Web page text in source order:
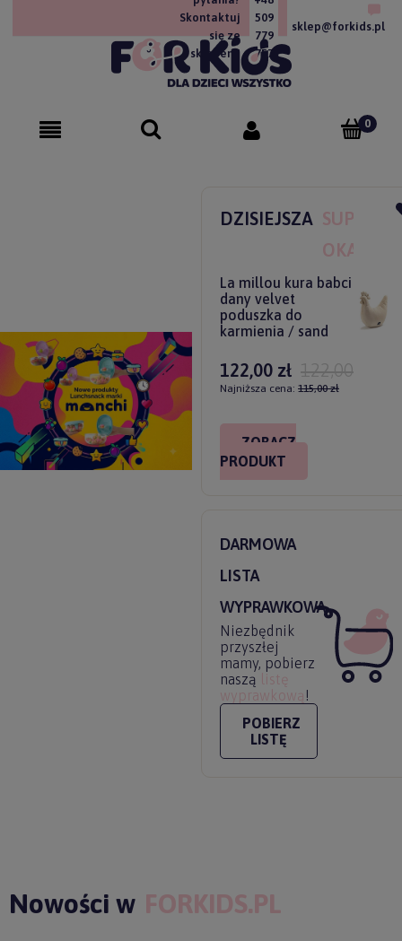
Skontaktuj
się ze
sklepem!
509
779
757
sklep@forkids.pl
DZISIEJSZA SUPER
OKAZJA
La millou kura babci
dany velvet
poduszka do
karmienia / sand
122,00 zł 122,00 zł
Najniższa cena: 115,00 zł
ZOBACZ
PRODUKT
DARMOWA
LISTA
WYPRAWKOWA
Niezbędnik
przyszłej
mamy, pobierz
naszą
listę
wyprawkową !
POBIERZ
LISTĘ
Nowości w FORKIDS.PL